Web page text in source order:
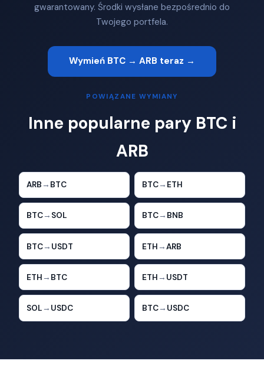
gwarantowany. Środki wysłane bezpośrednio do
Twojego portfela.
Wymień BTC → ARB teraz →
POWIĄZANE WYMIANY
Inne popularne pary BTC i
ARB
ARB → BTC BTC→ ETH
BTC→ SOL BTC→ BNB
BTC→ USDT ETH →ARB
ETH → BTC ETH → USDT
SOL → USDC BTC→ USDC